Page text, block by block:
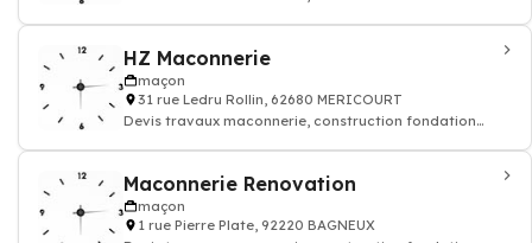
HZ Maconnerie
maçon
31 rue Ledru Rollin, 62680 MERICOURT
Devis travaux maconnerie, construction fondation
Maconnerie Renovation
maçon
1 rue Pierre Plate, 92220 BAGNEUX